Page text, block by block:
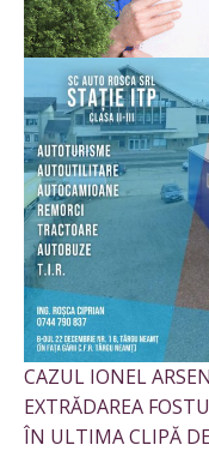
CAZUL IONEL
EXTRĂDAREA
ÎN ULTIMA CLIPĂ